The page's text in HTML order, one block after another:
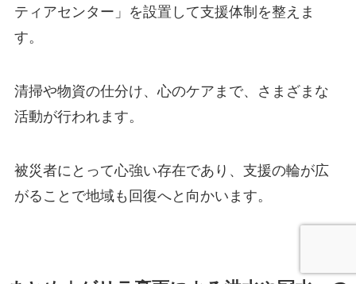
ティアセンター」を設置して支援体制を整えま
す。
清掃や物資の仕分け、心のケアまで、さまざまな
活動が行われます。
被災者にとって心強い存在であり、支援の輪が広
がることで地域も回復へと向かいます。